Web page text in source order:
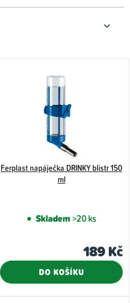
Ferplast napáječka DRINKY blistr 150
ml
Skladem>20 ks
189 Kč
DO KOŠÍKU